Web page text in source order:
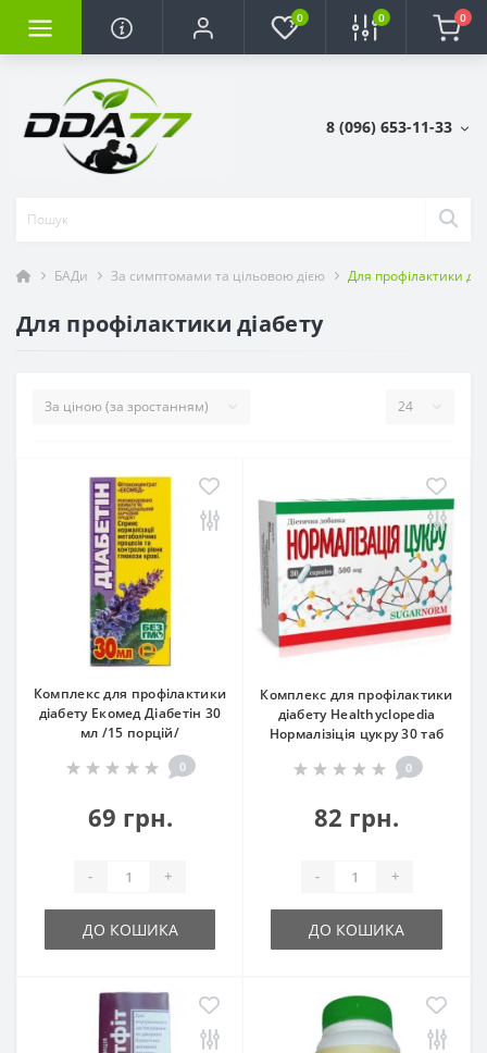
0 0 0
8 (096) 653-11-33
БАДи За симптомами та цільовою дією Для профілактики
Для профілактики діабету
Комплекс для профілактики
діабету Екомед Діабетін 30
мл /15 порцій/
0
69 грн.
- +
ДО КОШИКА
Комплекс для профілактики
діабету Healthyclopedia
Нормалізіція цукру 30 таб
0
82 грн.
- +
ДО КОШИКА